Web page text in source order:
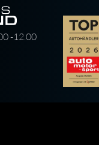
-12.00